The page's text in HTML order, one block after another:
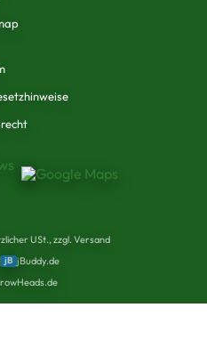
USt., zzgl. Versand
jB jBuddy.de